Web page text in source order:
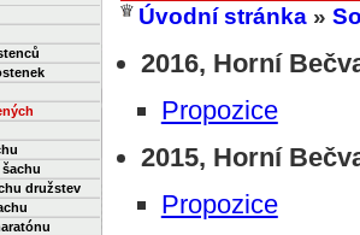
družstev
Úvodní stránka »
2016, Horní
Propozice
2015, Horní
Propozice